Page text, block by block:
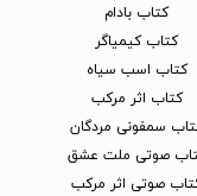
کتاب بادام
کتاب کیمیاگر
کتاب اسب سیاه
کتاب اثر مرکب
سمفونی مردگان
صوتی ملت عشق
صوتی اثر مرکب